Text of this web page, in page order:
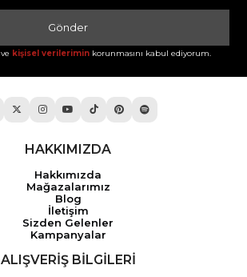
Gönder
ve kişisel verilerimin korunmasını kabul ediyorum.
HAKKIMIZDA
Hakkımızda
Mağazalarımız
Blog
İletişim
Sizden Gelenler
Kampanyalar
ALIŞVERİŞ BİLGİLERİ